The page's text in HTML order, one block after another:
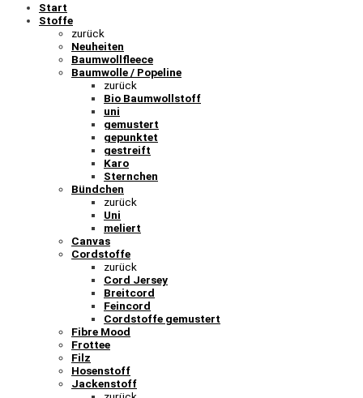
Start
Stoffe
zurück
Neuheiten
Baumwollfleece
Baumwolle / Popeline
zurück
Bio Baumwollstoff
uni
gemustert
gepunktet
gestreift
Karo
Sternchen
Bündchen
zurück
Uni
meliert
Canvas
Cordstoffe
zurück
Cord Jersey
Breitcord
Feincord
Cordstoffe gemustert
Fibre Mood
Frottee
Filz
Hosenstoff
Jackenstoff